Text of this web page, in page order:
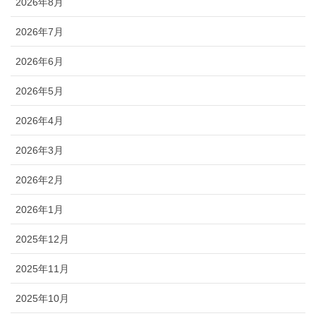
2026年7月
2026年6月
2026年5月
2026年4月
2026年3月
2026年2月
2026年1月
2025年12月
2025年11月
2025年10月